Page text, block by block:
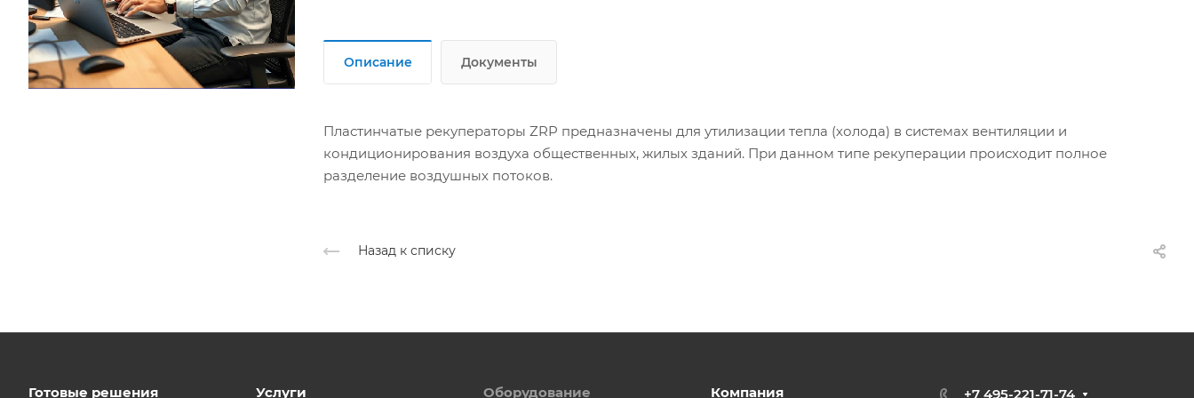
Описание Документы
Пластинчатые рекуператоры ZRP предназначены для утилизации тепла (холода) в системах вентиляции и
кондиционирования воздуха общественных, жилых зданий. При данном типе рекуперации происходит полное
разделение воздушных потоков.
Назад к списку
Готовые решения Услуги Оборудование Компания +7 495-221-71-74